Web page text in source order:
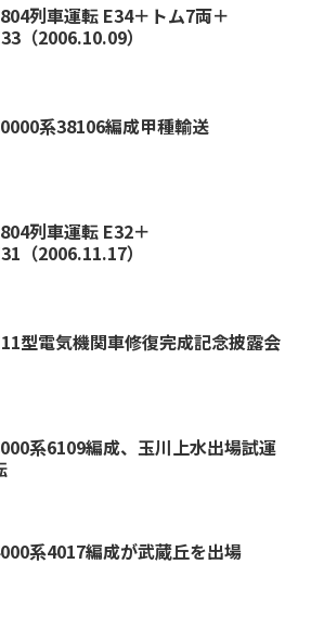
列車運転 E34＋トム7両＋
（2006.10.09）
系38106編成甲種輸送
列車運転 E32＋
（2006.11.17）
型電気機関車修復完成記念披露会
系6109編成、玉川上水出場試運
系4017編成が武蔵丘を出場